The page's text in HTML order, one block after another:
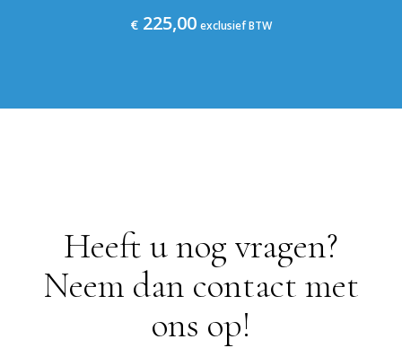
€225,00 exclusief BTW
Heeft u nog vragen?
Neem dan contact met
ons op!